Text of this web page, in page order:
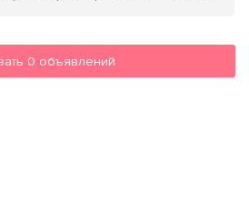
0 объявлений